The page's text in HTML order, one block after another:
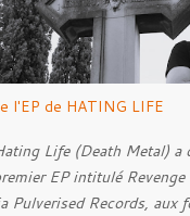
l'EP de HATING LIFE
Life (Death Metal) a
EP intitulé Revenge
Pulverised Records, aux